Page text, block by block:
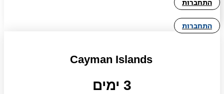
התחברות
התחברות
Cayman Islands
3 ימים